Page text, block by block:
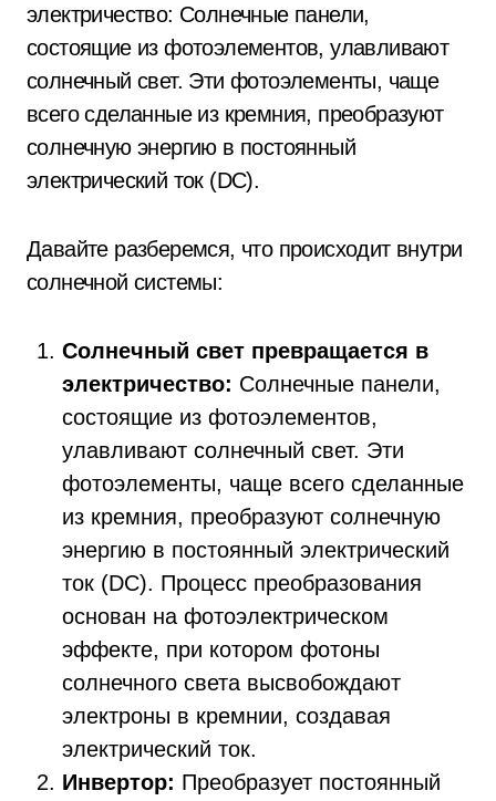
электричество: Солнечные панели,
состоящие из фотоэлементов, улавливают
солнечный свет. Эти фотоэлементы, чаще
всего сделанные из кремния, преобразуют
солнечную энергию в постоянный
электрический ток (DC).
Давайте разберемся, что происходит внутри
солнечной системы:
Солнечный свет превращается в
электричество: Солнечные панели,
состоящие из фотоэлементов,
улавливают солнечный свет. Эти
фотоэлементы, чаще всего сделанные
из кремния, преобразуют солнечную
энергию в постоянный электрический
ток (DC). Процесс преобразования
основан на фотоэлектрическом
эффекте, при котором фотоны
солнечного света высвобождают
электроны в кремнии, создавая
электрический ток.
Инвертор: Преобразует постоянный